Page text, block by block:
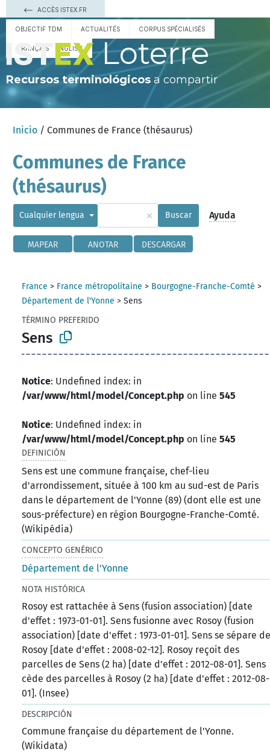
ACCÈS ISTEX.FR
OBJECTIF TDM ACTUALITÉS CORPUS SPÉCIALISÉS
FRANÇAIS ENGLISH Loterre
Recursos terminológicos a compartir
Inicio / Communes de France (thésaurus)
Communes de France
(thésaurus)
Cualquier lengua × Buscar Ayuda
MAPEAR ANOTAR DESCARGAR
France > France métropolitaine > Bourgogne-Franche-Comté >
Département de l'Yonne >Sens
TÉRMINO PREFERIDO
Sens
Notice: Undefined index: in
/var/www/html/model/Concept.php on line545
Notice: Undefined index: in
/var/www/html/model/Concept.php on line545
DEFINICIÓN
Sens est une commune française, chef-lieu
d'arrondissement, située à 100 km au sud-est de Paris
dans le département de l'Yonne (89) (dont elle est une
sous-préfecture) en région Bourgogne-Franche-Comté.
(Wikipédia)
CONCEPTO GENÉRICO
Département de l'Yonne
NOTA HISTÓRICA
Rosoy est rattachée à Sens (fusion association) [date
d'effet : 1973-01-01]. Sens fusionne avec Rosoy (fusion
association) [date d'effet : 1973-01-01]. Sens se sépare
Rosoy [date d'effet : 2008-02-12]. Rosoy reçoit des
parcelles de Sens (2 ha) [date d'effet : 2012-08-01]. Sens
cède des parcelles à Rosoy (2 ha) [date d'effet : 2012-08-
01]. (Insee)
DESCRIPCIÓN
Commune française du département de l'Yonne.
(Wikidata)